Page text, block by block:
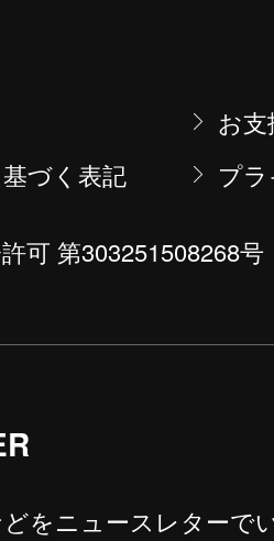
お
づく表記
プ
可 第303251508268号
どをニュースレターで